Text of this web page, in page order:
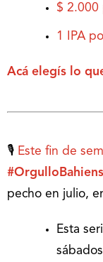
$ 2.000
1 IPA
Acá elegís lo
🎙 Este fin de
pecho en julio,
Esta
sábados